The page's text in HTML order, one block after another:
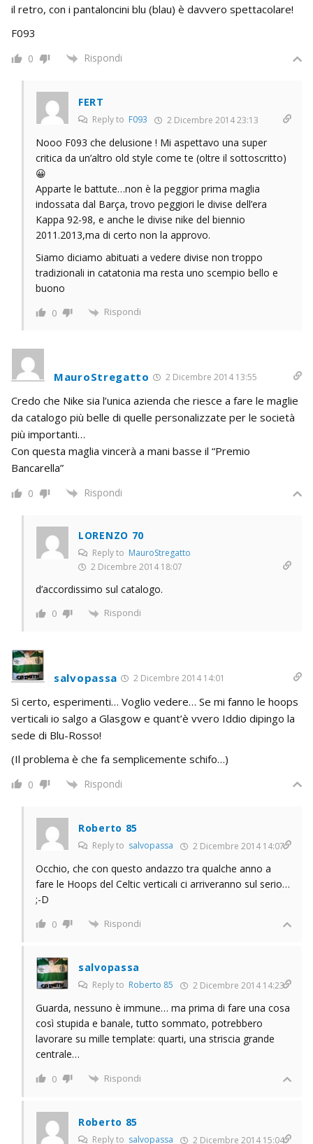
il retro, con i pantaloncini blu (blau) è davvero spettacolare!
F093
0 Rispondi
FERT
Reply to F093 2 Dicembre 2014 23:13
Nooo F093 che delusione ! Mi aspettavo una super
critica da un’altro old style come te (oltre il sottoscritto)
😀
Apparte le battute…non è la peggior prima maglia
indossata dal Barça, trovo peggiori le divise dell’era
Kappa 92-98, e anche le divise nike del biennio
2011.2013,ma di certo non la approvo.
Siamo diciamo abituati a vedere divise non troppo
tradizionali in catatonia ma resta uno scempio bello e
buono
0 Rispondi
MauroStregatto 2 Dicembre 2014 13:55
Credo che Nike sia l’unica azienda che riesce a fare le maglie
da catalogo più belle di quelle personalizzate per le società
più importanti…
Con questa maglia vincerà a mani basse il “Premio
Bancarella”
0 Rispondi
LORENZO 70
Reply to MauroStregatto
2 Dicembre 2014 18:07
d’accordissimo sul catalogo.
0 Rispondi
salvopassa 2 Dicembre 2014 14:01
Sì certo, esperimenti… Voglio vedere… Se mi fanno le hoops
verticali io salgo a Glasgow e quant’è vvero Iddio dipingo la
sede di Blu-Rosso!
(Il problema è che fa semplicemente schifo…)
0 Rispondi
Roberto 85
Reply to salvopassa 2 Dicembre 2014 14:07
Occhio, che con questo andazzo tra qualche anno a
fare le Hoops del Celtic verticali ci arriveranno sul serio…
;-D
0 Rispondi
salvopassa
Reply to Roberto 85 2 Dicembre 2014 14:23
Guarda, nessuno è immune… ma prima di fare una cosa
così stupida e banale, tutto sommato, potrebbero
lavorare su mille template: quarti, una striscia grande
centrale…
0 Rispondi
Roberto 85
Reply to salvopassa 2 Dicembre 2014 15:04